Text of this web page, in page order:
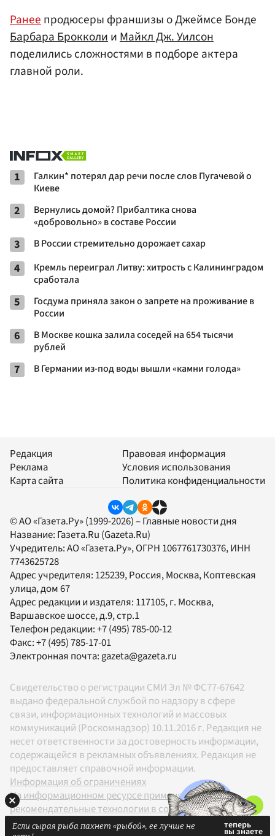
Ранеепродюсеры франшизы о Джеймсе Бонде
Барбара БрокколииМайкл Дж. Уилсон
поделились сложностями в подборе актера
главной роли.
1
Галкин* потерял дар речи после слов Пугачевой о
Киеве
2
Вернулись домой? Прибалтика снова
«добровольно» в составе России
3 В России стремительно дорожает сахар
4
Кремль переиграл Литву: хитрость с Калининградом
сработала
5
Госдума приняла закон о запрете на проживание в
России
6
В Москве кошка залила соседей на 654 тысячи
рублей
7 В Германии из-под воды вышли «камни голода»
Редакция
Реклама
Карта сайта
Правовая информация
Условия использования
Политика конфиденциальности
© АО «Газета.Ру» (1999-2026) – Главные новости дня
Название: Газета.Ru (Gazeta.Ru)
Учредитель:АО «Газета.Ру», ОГРН 1067761730376, ИНН
7743625728
Адрес учредителя: 125239, Россия, Москва, Коптевская
улица, дом 67
Адрес редакции и издателя: 117105, г. Москва,
Варшавское шоссе, д.9, стр.1
Телефон редакции:+7 (495) 785-00-12
Факс:+7 (495) 785-17-01
Электронная почта:gazeta@gazeta.ru
Свидетельство о регистрации СМИ Эл № ФС77-67642
выдано федеральной службой по надзору в сфере
связи, информационных технологий и массовых
коммуникаций (Роскомнадзор) 10.11.2016 г. Редакция не
несет ответственности за достоверность информации,
содержащейся в рекламных объявлениях. Редакция не
предоставляет справочной информации.
Информация об ограничениях
На информационном ресурсе применяются
рекомендательные технологии в соответствии с
Правилами
Если сырая рыба пахнет «рыбой», ее лучше не